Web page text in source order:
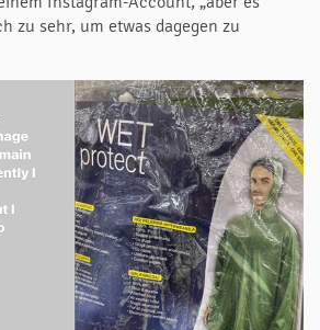
zu sehr, um etwas dagegen zu